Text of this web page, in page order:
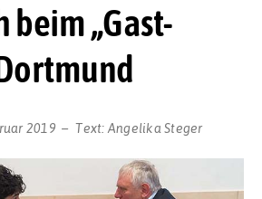
beim „Gast-
2019 Text: Angelika Steger